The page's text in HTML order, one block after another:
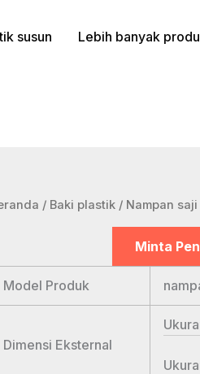
susun Lebih banyak
/ Baki plastik / Nampan
Minta
Model Produk
Dimensi Eksternal